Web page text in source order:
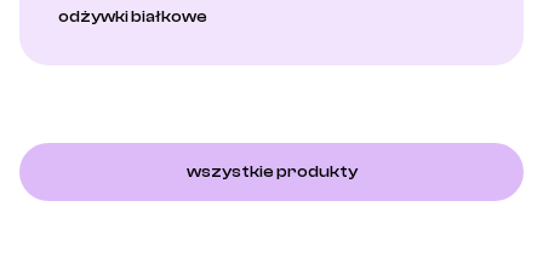
odżywki białkowe
wszystkie produkty